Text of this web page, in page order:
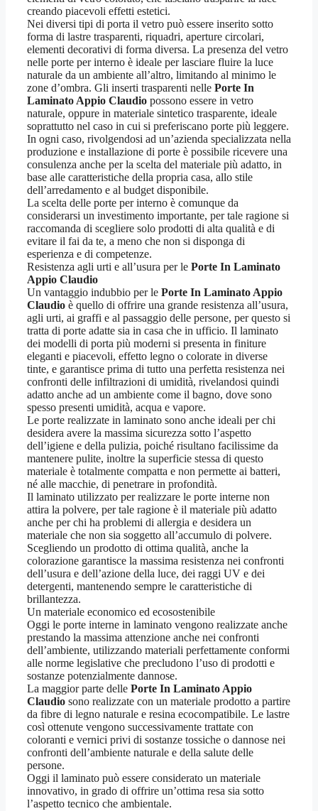
creando piacevoli effetti estetici.
Nei diversi tipi di porta il vetro può essere inserito sotto
forma di lastre trasparenti, riquadri, aperture circolari,
elementi decorativi di forma diversa. La presenza del vetro
nelle porte per interno è ideale per lasciare fluire la luce
naturale da un ambiente all’altro, limitando al minimo le
zone d’ombra. Gli inserti trasparenti nelle Porte In
Laminato Appio Claudio possono essere in vetro
naturale, oppure in materiale sintetico trasparente, ideale
soprattutto nel caso in cui si preferiscano porte più leggere.
In ogni caso, rivolgendosi ad un’azienda specializzata nella
produzione e installazione di porte è possibile ricevere una
consulenza anche per la scelta del materiale più adatto, in
base alle caratteristiche della propria casa, allo stile
dell’arredamento e al budget disponibile.
La scelta delle porte per interno è comunque da
considerarsi un investimento importante, per tale ragione si
raccomanda di scegliere solo prodotti di alta qualità e di
evitare il fai da te, a meno che non si disponga di
esperienza e di competenze.
Resistenza agli urti e all’usura per le Porte In Laminato
Appio Claudio
Un vantaggio indubbio per le Porte In Laminato Appio
Claudio è quello di offrire una grande resistenza all’usura,
agli urti, ai graffi e al passaggio delle persone, per questo si
tratta di porte adatte sia in casa che in ufficio. Il laminato
dei modelli di porta più moderni si presenta in finiture
eleganti e piacevoli, effetto legno o colorate in diverse
tinte, e garantisce prima di tutto una perfetta resistenza nei
confronti delle infiltrazioni di umidità, rivelandosi quindi
adatto anche ad un ambiente come il bagno, dove sono
spesso presenti umidità, acqua e vapore.
Le porte realizzate in laminato sono anche ideali per chi
desidera avere la massima sicurezza sotto l’aspetto
dell’igiene e della pulizia, poiché risultano facilissime da
mantenere pulite, inoltre la superficie stessa di questo
materiale è totalmente compatta e non permette ai batteri,
né alle macchie, di penetrare in profondità.
Il laminato utilizzato per realizzare le porte interne non
attira la polvere, per tale ragione è il materiale più adatto
anche per chi ha problemi di allergia e desidera un
materiale che non sia soggetto all’accumulo di polvere.
Scegliendo un prodotto di ottima qualità, anche la
colorazione garantisce la massima resistenza nei confronti
dell’usura e dell’azione della luce, dei raggi UV e dei
detergenti, mantenendo sempre le caratteristiche di
brillantezza.
Un materiale economico ed ecosostenibile
Oggi le porte interne in laminato vengono realizzate anche
prestando la massima attenzione anche nei confronti
dell’ambiente, utilizzando materiali perfettamente conformi
alle norme legislative che precludono l’uso di prodotti e
sostanze potenzialmente dannose.
La maggior parte delle Porte In Laminato Appio
Claudio sono realizzate con un materiale prodotto a partire
da fibre di legno naturale e resina ecocompatibile. Le lastre
così ottenute vengono successivamente trattate con
coloranti e vernici privi di sostanze tossiche o dannose nei
confronti dell’ambiente naturale e della salute delle
persone.
Oggi il laminato può essere considerato un materiale
innovativo, in grado di offrire un’ottima resa sia sotto
l’aspetto tecnico che ambientale.